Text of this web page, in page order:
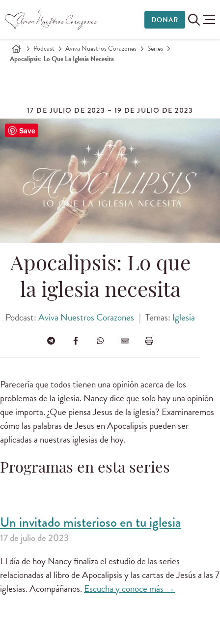
DONAR
Podcast Aviva Nuestros Corazones
Series
Apocalipsis: Lo Que La Iglesia Necesita
17 DE JULIO DE 2023 – 19 DE JULIO DE 2023
Apocalipsis: Lo que
la iglesia necesita
Podcast:Aviva Nuestros Corazones | Temas: Iglesia
Parecería que todos tienen una opinión acerca de los
problemas de la iglesia. Nancy dice que solo hay una opinión
que importa. ¿Que piensa Jesus de la iglesia? Examinaremos
cómo las palabras de Jesus en Apocalipsis pueden ser
aplicadas a nuestras iglesias de hoy.
Programas en esta series
Un invitado misterioso en tu iglesia
17 de julio de 2023
El día de hoy Nancy finaliza el estudio de las series
relacionadas al libro de Apocalipsis y las cartas de Jesús a las 7
iglesias. Acompáñanos.Escucha y conoce más →
Save